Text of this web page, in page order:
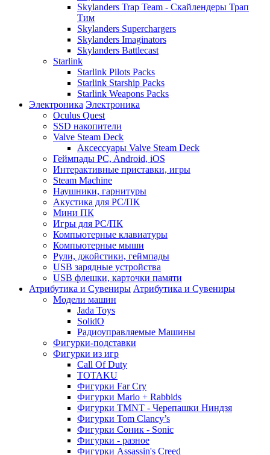
Skylanders Trap Team - Скайлендеры Трап
Тим
Skylanders Superchargers
Skylanders Imaginators
Skylanders Battlecast
Starlink
Starlink Pilots Packs
Starlink Starship Packs
Starlink Weapons Packs
Электроника Электроника
Oculus Quest
SSD накопители
Valve Steam Deck
Аксессуары Valve Steam Deck
Геймпады PC, Android, iOS
Интерактивные приставки, игры
Steam Machine
Наушники, гарнитуры
Акустика для PC/ПК
Мини ПК
Игры для PC/ПК
Компьютерные клавиатуры
Компьютерные мыши
Рули, джойстики, геймпады
USB зарядные устройства
USB флешки, карточки памяти
Атрибутика и Сувениры Атрибутика и Сувениры
Модели машин
Jada Toys
SolidO
Радиоуправляемые Машины
Фигурки-подставки
Фигурки из игр
Call Of Duty
TOTAKU
Фигурки Far Cry
Фигурки Mario + Rabbids
Фигурки TMNT - Черепашки Ниндзя
Фигурки Tom Clancy’s
Фигурки Соник - Sonic
Фигурки - разное
Фигурки Assassin's Creed